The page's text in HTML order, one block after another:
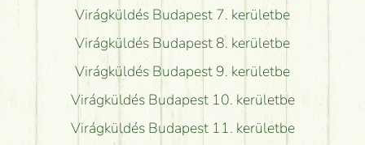
Virágküldés Budapest 7. kerületbe
Virágküldés Budapest 8. kerületbe
Virágküldés Budapest 9. kerületbe
Virágküldés Budapest 10. kerületbe
Virágküldés Budapest 11. kerületbe